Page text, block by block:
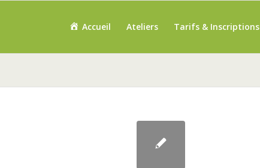
Accueil Ateliers Tarifs & Inscriptions